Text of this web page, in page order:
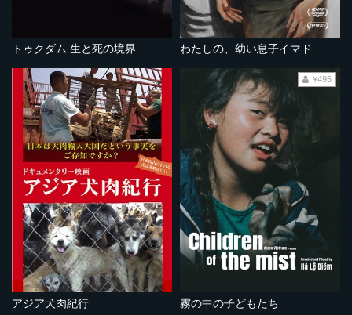
トゥクダム 生と死の境界 わたしの、幼い息子イマド
アジア犬肉紀行 霧の中の子どもたち
¥495